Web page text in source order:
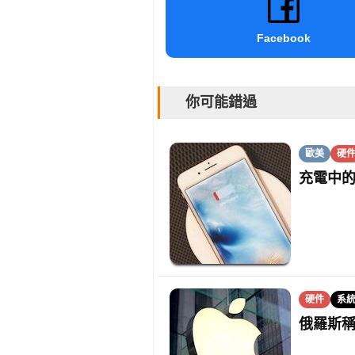
Facebook
你可能錯過
歐美 硬件
充電中
硬件 系統
俄羅斯